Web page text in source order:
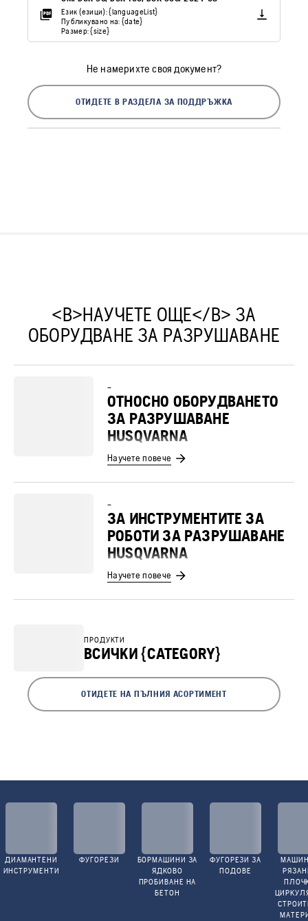
Език (езици): {languageList}
Публикувано на: {date}
Размер: {size}
Не намерихте своя документ?
ОТИДЕТЕ В РАЗДЕЛА ЗА ПОДДРЪЖКА
<B>НАУЧЕТЕ ОЩЕ</B> ЗА
ОБОРУДВАНЕ ЗА РАЗРУШАВАНЕ
–
ОТНОСНО ОБОРУДВАНЕТО
ЗА РАЗРУШАВАНЕ
HUSQVARNA
Научете повече
–
ЗА ИНСТРУМЕНТИТЕ ЗА
РОБОТИ ЗА РАЗРУШАВАНЕ
HUSQVARNA
Научете повече
ПРОДУКТИ
ВСИЧКИ {CATEGORY}
ОТИДЕТЕ НА ПЪЛНИЯ АСОРТИМЕНТ
ДИАМАНТЕНИ
ИНСТРУМЕНТИ
ФУГОРЕЗИ
БОРМАШИНИ ЗА
ЯДКОВО
ПРОБИВАНЕ НА
БЕТОН
ФУГОРЕЗИ ЗА
ПОДОВЕ